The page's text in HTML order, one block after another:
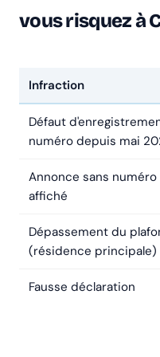
vous risquez à
Infraction
Défaut
numéro depuis mai
Annonce sans
affiché
Dépassement du
(résidence principale)
Fausse déclaration